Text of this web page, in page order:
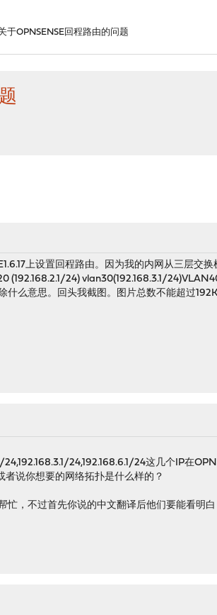
于OPNSENSE回程路由的问题
上设置回程路由。因为我的内网从三层
(192.168.2.1/24) vlan30(192.168.3.1/
什么意思。回头我截图。图片总数不能超过
24,192.168.3.1/24,192.168.6.1/24这几个IP在
者说你想要的网络拓扑是什么样的？
忙，不过首先你说的中文翻译后他们要能看明白